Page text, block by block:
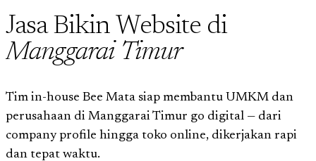
Jasa Bikin Website di
Manggarai Timur
Tim in-house Bee Mata siap membantu UMKM dan
perusahaan di Manggarai Timur go digital — dari
company profile hingga toko online, dikerjakan rapi
dan tepat waktu.